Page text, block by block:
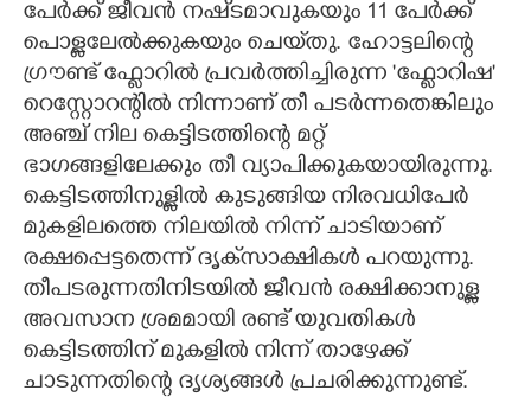
ZOOM
CONTACT US
പേർക്ക് ജീവൻ നഷ്‌ടമാവുകയും 11 പേർക്ക്
പൊള്ളലേൽക്കുകയും ചെയ്‌തു. ഹോട്ടലിന്റെ
ഗ്രൗണ്ട് ഫ്ലോറിൽ പ്രവർത്തിച്ചിരുന്ന 'ഫ്ലോറിഷ'
റെസ്റ്റോറന്റിൽ നിന്നാണ് തീ പടർന്നതെങ്കിലും
അഞ്ച് നില കെട്ടിടത്തിന്റെ മറ്റ്
ഭാഗങ്ങളിലേക്കും തീ വ്യാപിക്കുകയായിരുന്നു.
കെട്ടിടത്തിനുള്ളിൽ കുടുങ്ങിയ നിരവധിപേർ
മുകളിലത്തെ നിലയിൽ നിന്ന് ചാടിയാണ്
രക്ഷപ്പെട്ടതെന്ന് ദൃക്‌സാക്ഷികൾ പറയുന്നു.
തീപടരുന്നതിനിടയിൽ ജീവൻ രക്ഷിക്കാനുള്ള
അവസാന ശ്രമമായി രണ്ട് യുവതികൾ
കെട്ടിടത്തിന് മുകളിൽ നിന്ന് താഴേക്ക്
ചാടുന്നതിന്റെ ദൃശ്യങ്ങൾ പ്രചരിക്കുന്നുണ്ട്.